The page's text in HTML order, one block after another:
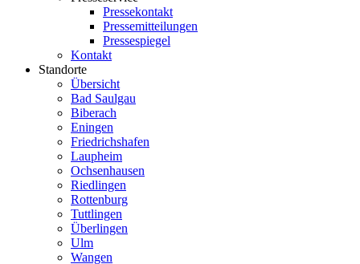
Pressekontakt
Pressemitteilungen
Pressespiegel
Kontakt
Standorte
Übersicht
Bad Saulgau
Biberach
Eningen
Friedrichshafen
Laupheim
Ochsenhausen
Riedlingen
Rottenburg
Tuttlingen
Überlingen
Ulm
Wangen